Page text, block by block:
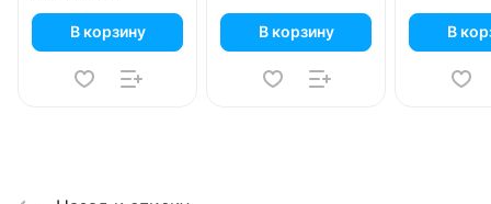
В корзину В корзину В